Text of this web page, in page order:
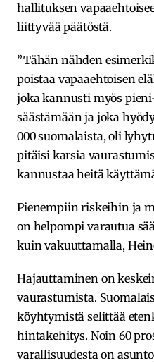
hallituksen
liittyvää päätöstä.
”Tähän nähden
poistaa vapaaehtoisen
joka kannusti myös
säästämään ja joka
000 suomalaista, oli
pitäisi karsia
kannustaa heitä
Pienempiin riskeihin ja
on helpompi varautua
kuin vakuuttamalla,
Hajauttaminen on
vaurastumista.
köyhtymistä selittää
hintakehitys. Noin 60
varallisuudesta on